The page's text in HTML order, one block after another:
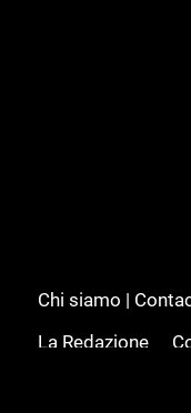
Chi siamo |
La Redazione